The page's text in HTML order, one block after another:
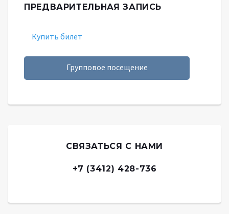
ПРЕДВАРИТЕЛЬНАЯ ЗАПИСЬ
Купить билет
Групповое посещение
СВЯЗАТЬСЯ С НАМИ
+7 (3412) 428-736